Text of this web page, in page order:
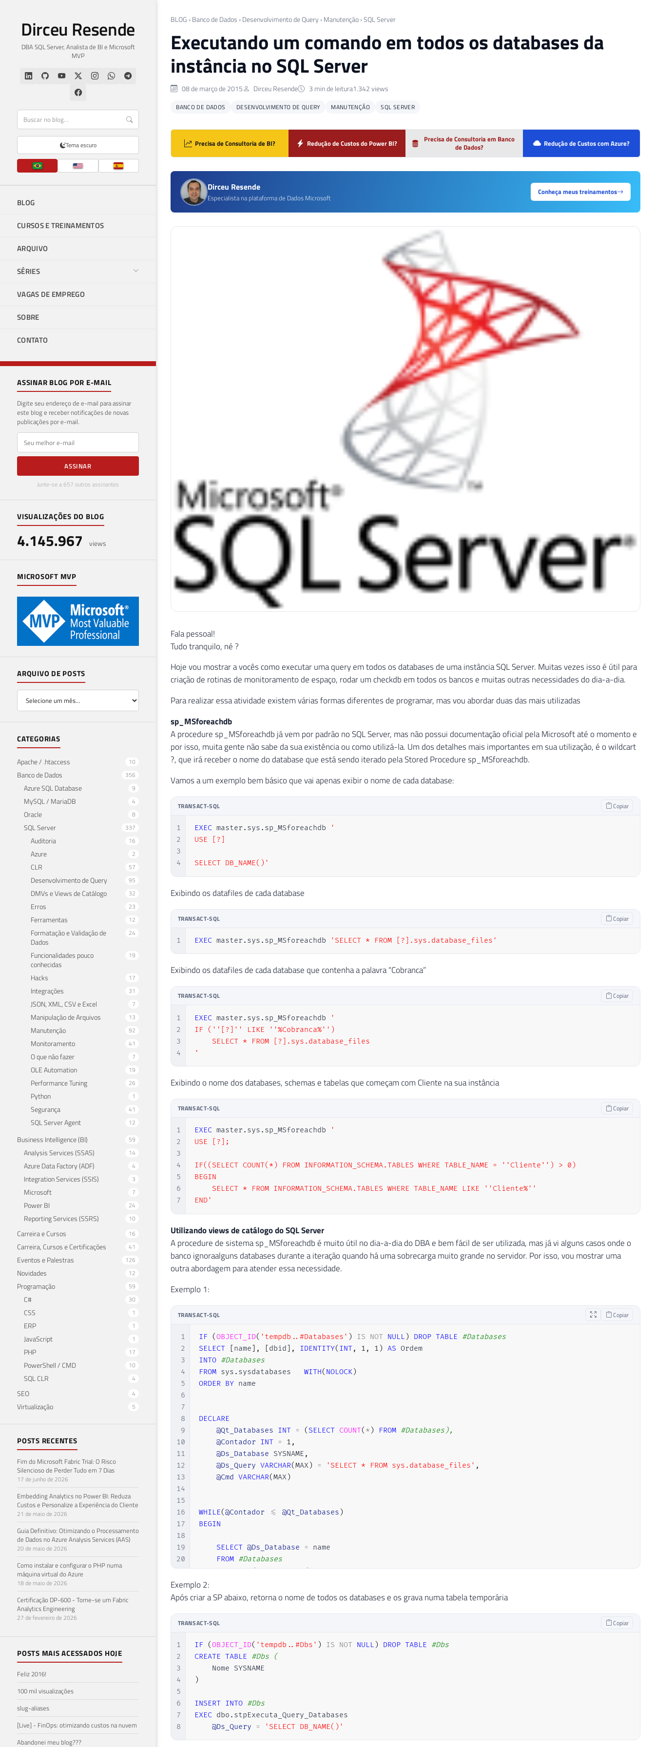
Dirceu Resende
DBA SQL Server, Analista de BI e Microsoft
MVP
Tema escuro
BLOG
CURSOS E TREINAMENTOS
ARQUIVO
SÉRIES
VAGAS DE EMPREGO
SOBRE
CONTATO
ASSINAR BLOG POR E-MAIL
Digite seu endereço de e-mail para assinar
este blog e receber notificações de novas
publicações por e-mail.
E-mail
ASSINAR
Junte-se a 657 outros assinantes
VISUALIZAÇÕES DO BLOG
4.145.967 views
MICROSOFT MVP
ARQUIVO DE POSTS
CATEGORIAS
Apache / .htaccess 10
Banco de Dados 356
Azure SQL Database 9
MySQL / MariaDB 4
Oracle 8
SQL Server 337
Auditoria 16
Azure 2
CLR 57
Desenvolvimento de Query 95
DMVs e Views de Catálogo 32
Erros 23
Ferramentas 12
Formatação e Validação de
Dados
24
Funcionalidades pouco
conhecidas
19
Hacks 17
Integrações 31
JSON, XML, CSV e Excel 7
Manipulação de Arquivos 13
Manutenção 92
Monitoramento 41
O que não fazer 7
OLE Automation 19
Performance Tuning 26
Python 1
Segurança 41
SQL Server Agent 12
Business Intelligence (BI) 59
Analysis Services (SSAS) 14
Azure Data Factory (ADF) 4
Integration Services (SSIS) 3
Microsoft 7
Power BI 24
Reporting Services (SSRS) 10
Carreira e Cursos 16
Carreira, Cursos e Certificações 41
Eventos e Palestras 126
Novidades 12
Programação 59
C# 30
CSS 1
ERP 1
JavaScript 1
PHP 17
PowerShell / CMD 10
SQL CLR 4
SEO 4
Virtualização 5
POSTS RECENTES
Fim do Microsoft Fabric Trial: O Risco
Silencioso de Perder Tudo em 7 Dias
17 de junho de 2026
Embedding Analytics no Power BI: Reduza
Custos e Personalize a Experiência do Cliente
21 de maio de 2026
Guia Definitivo: Otimizando o Processamento
de Dados no Azure Analysis Services (AAS)
20 de maio de 2026
Como instalar e configurar o PHP numa
máquina virtual do Azure
18 de maio de 2026
Certificação DP-600 - Torne-se um Fabric
Analytics Engineering
27 de fevereiro de 2026
POSTS MAIS ACESSADOS HOJE
Feliz 2016!
100 mil visualizações
slug-aliases
[Live] - FinOps: otimizando custos na nuvem
Abandonei meu blog???
BLOG › Banco de Dados › Desenvolvimento de Query › Manutenção ›SQL Server
Executando um comando em todos os databases da
instância no SQL Server
08 de março de 2015 Dirceu Resende 3 min de leitura1.342 views
BANCO DE DADOS DESENVOLVIMENTO DE QUERY MANUTENÇÃO SQL SERVER
Precisa de Consultoria de BI? Redução de Custos do Power BI?
Precisa de Consultoria em Banco
de Dados?
Redução de Custos com Azure?
Dirceu Resende
Especialista na plataforma de Dados Microsoft
Conheça meus treinamentos
Fala pessoal!
Tudo tranquilo, né ?
Hoje vou mostrar a vocês como executar uma query em todos os databases de uma instância SQL Server. Muitas vezes isso é útil para
criação de rotinas de monitoramento de espaço, rodar um checkdb em todos os bancos e muitas outras necessidades do dia-a-dia.
Para realizar essa atividade existem várias formas diferentes de programar, mas vou abordar duas das mais utilizadas
sp_MSforeachdb
A procedure sp_MSforeachdb já vem por padrão no SQL Server, mas não possui documentação oficial pela Microsoft até o momento e
por isso, muita gente não sabe da sua existência ou como utilizá-la. Um dos detalhes mais importantes em sua utilização, é o wildcart
?, que irá receber o nome do database que está sendo iterado pela Stored Procedure sp_MSforeachdb.
Vamos a um exemplo bem básico que vai apenas exibir o nome de cada database:
TRANSACT-SQL Copiar
1
2
3
4
EXEC master . sys . sp_MSforeachdb
'
USE [?]
SELECT DB_NAME()'
Exibindo os datafiles de cada database
TRANSACT-SQL Copiar
1 EXEC master . sys . sp_MSforeachdb 'SELECT * FROM [?].sys.database_files'
Exibindo os datafiles de cada database que contenha a palavra “Cobranca”
TRANSACT-SQL Copiar
1
2
3
4
EXEC master . sys . sp_MSforeachdb
'
IF (''[?]'' LIKE ''%Cobranca%'')
    SELECT * FROM [?].sys.database_files
'
Exibindo o nome dos databases, schemas e tabelas que começam com Cliente na sua instância
TRANSACT-SQL Copiar
1
2
3
4
5
6
7
EXEC master . sys . sp_MSforeachdb
'
USE [?];
IF((SELECT COUNT(*) FROM INFORMATION_SCHEMA.TABLES WHERE TABLE_NAME = ''Cliente'') > 0)
BEGIN
    SELECT * FROM INFORMATION_SCHEMA.TABLES WHERE TABLE_NAME LIKE ''Cliente%''
END'
Utilizando views de catálogo do SQL Server
A procedure de sistema sp_MSforeachdb é muito útil no dia-a-dia do DBA e bem fácil de ser utilizada, mas já vi alguns casos onde o
banco ignoraalguns databases durante a iteração quando há uma sobrecarga muito grande no servidor. Por isso, vou mostrar uma
outra abordagem para atender essa necessidade.
Exemplo 1:
TRANSACT-SQL Copiar
1
2
3
4
5
6
7
8
9
10
11
12
13
14
15
16
17
18
19
20
21
22
23
27
28
IF (OBJECT_ID( 'tempdb..#Databases' ) IS NOT NULL ) DROP TABLE #Databases
SELECT
[name] , [dbid] , IDENTITY( INT, 1 , 1 ) AS
Ordem
INTO #Databases
FROM sys . WITH( NOLOCK)
ORDER BY name
DECLARE
@Qt_Databases INT = ( SELECT COUNT( * ) FROM #Databases),
@Contador INT = 1 ,
@Ds_Database SYSNAME ,
@Ds_Query VARCHAR(MAX) = 'SELECT * FROM sys.database_files' ,
@Cmd VARCHAR(MAX)
WHILE(@Contador <= @Qt_Databases )
BEGIN
SELECT @Ds_Database = name
FROM #Databases
WHERE Ordem = @Contador
SET @Cmd = 'USE [' + @Ds_Database + ']; ' + CHAR(10) + @Ds_Query
SET
END
Exemplo 2:
Após criar a SP abaixo, retorna o nome de todos os databases e os grava numa tabela temporária
TRANSACT-SQL Copiar
1
2
3
4
5
6
7
8
IF (OBJECT_ID( 'tempdb..#Dbs' ) IS NOT NULL ) DROP TABLE #Dbs
CREATE TABLE #Dbs (
)
INSERT INTO #Dbs
EXEC dbo . stpExecuta_Query_Databases
@Ds_Query = 'SELECT DB_NAME()'